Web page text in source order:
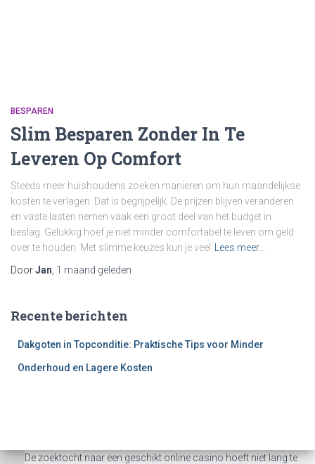
BESPAREN
Slim Besparen Zonder In Te
Leveren Op Comfort
Steeds meer huishoudens zoeken manieren om hun maandelijkse
kosten te verlagen. Dat is begrijpelijk. De prijzen blijven veranderen
en vaste lasten nemen vaak een groot deel van het budget in
beslag. Gelukkig hoef je niet minder comfortabel te leven om geld
over te houden. Met slimme keuzes kun je veel
Lees meer…
DoorJan 1 maand geleden
Recente berichten
Dakgoten in Topconditie: Praktische Tips voor Minder
Onderhoud en Lagere Kosten
De zoektocht naar een geschikt online casino hoeft niet lang te